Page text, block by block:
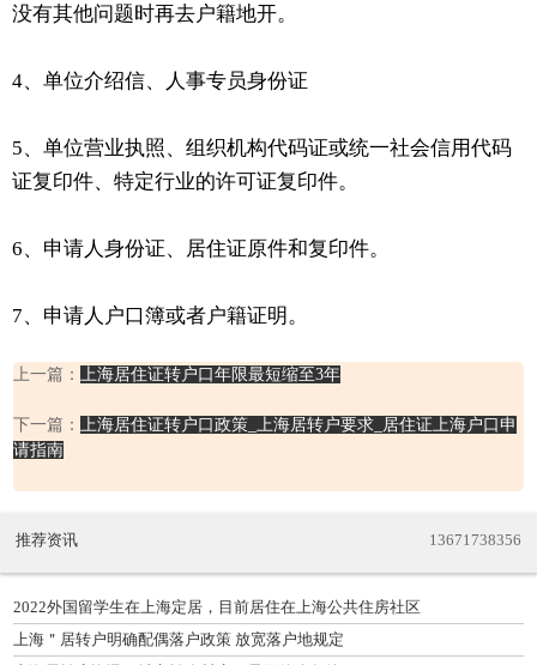
没有其他问题时再去户籍地开。
4、单位介绍信、人事专员身份证
5、单位营业执照、组织机构代码证或统一社会信用代码
证复印件、特定行业的许可证复印件。
6、申请人身份证、居住证原件和复印件。
7、申请人户口簿或者户籍证明。
上一篇： 上海居住证转户口年限最短缩至3年
下一篇： 上海居住证转户口政策_上海居转户要求_居住证上海户口申
请指南
推荐资讯 13671738356
2022外国留学生在上海定居，目前居住在上海公共住房社区
上海＂居转户明确配偶落户政策 放宽落户地规定